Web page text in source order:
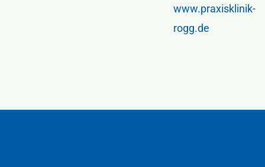
www.praxisklinik-
rogg.de